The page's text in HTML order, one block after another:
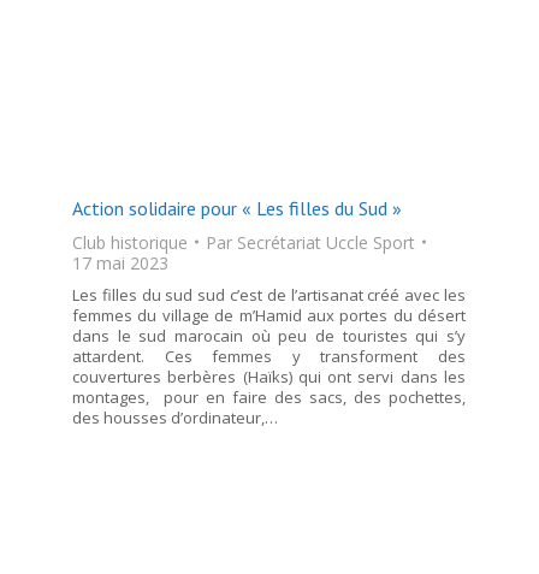
Action solidaire pour « Les filles du Sud »
Club historique Par Secrétariat Uccle Sport
17 mai 2023
Les filles du sud sud c’est de l’artisanat créé avec les
femmes du village de m’Hamid aux portes du désert
dans le sud marocain où peu de touristes qui s’y
attardent. Ces femmes y transforment des
couvertures berbères (Haïks) qui ont servi dans les
montages, pour en faire des sacs, des pochettes,
des housses d’ordinateur,…